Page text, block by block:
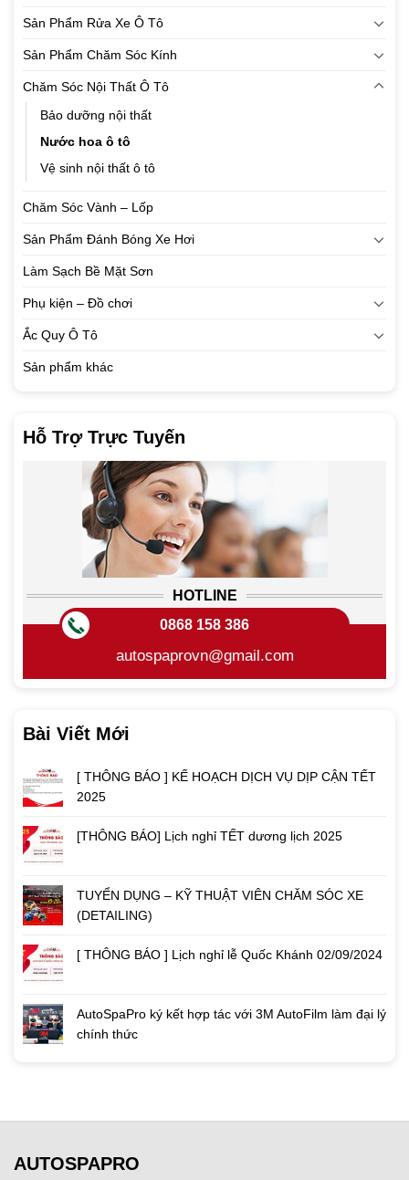
Sản Phẩm Rửa Xe Ô Tô
Sản Phẩm Chăm Sóc Kính
Chăm Sóc Nội Thất Ô Tô
Bảo dưỡng nội thất
Nước hoa ô tô
Vệ sinh nội thất ô tô
Chăm Sóc Vành – Lốp
Sản Phẩm Đánh Bóng Xe Hơi
Làm Sạch Bề Mặt Sơn
Phụ kiện – Đồ chơi
Ắc Quy Ô Tô
Sản phẩm khác
Hỗ Trợ Trực Tuyến
HOTLINE
0868 158 386
autospaprovn@gmail.com
Bài Viết Mới
[ THÔNG BÁO ] KẾ HOẠCH DỊCH VỤ DỊP CẬN TẾT
2025
[THÔNG BÁO] Lịch nghỉ TẾT dương lịch 2025
TUYỂN DỤNG – KỸ THUẬT VIÊN CHĂM SÓC XE
(DETAILING)
[ THÔNG BÁO ] Lịch nghỉ lễ Quốc Khánh 02/09/2024
AutoSpaPro ký kết hợp tác với 3M AutoFilm làm đại lý
chính thức
AUTOSPAPRO